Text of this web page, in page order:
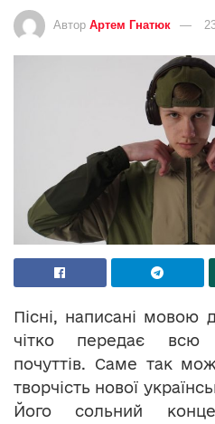
Автор Артем Гнатюк
Пісні, написані мовою
чітко передає всю
почуттів. Саме так
творчість нової
Його сольний